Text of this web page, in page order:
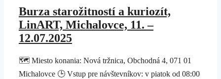
Burza starožitností a kuriozít,
LinART, Michalovce, 11. –
12.07.2025
🗺️ Miesto konania: Nová tržnica, Obchodná 4, 071 01
Michalovce 🕒 Vstup pre návštevníkov: v piatok od 08:00